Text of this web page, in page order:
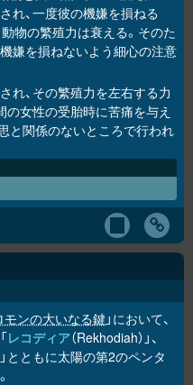
れ、一度彼の機嫌を損ねる
物の繁殖力は衰える。そのた
嫌を損ねないよう細心の注意
れ、その繁殖力を左右する力
の女性の受胎時に苦痛を与え
と関係のないところで行われ
モンの大いなる鍵 」において、
レコディア（Rekhodiah）」、
とともに太陽の第2のペンタ